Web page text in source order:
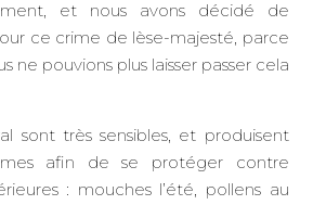
et nous avons décidé de
ce crime de lèse-majesté, parce
ne pouvions plus laisser passer cela
sont très sensibles, et produisent
afin de se protéger contre
: mouches l’été, pollens au